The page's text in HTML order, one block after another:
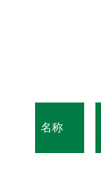
名称